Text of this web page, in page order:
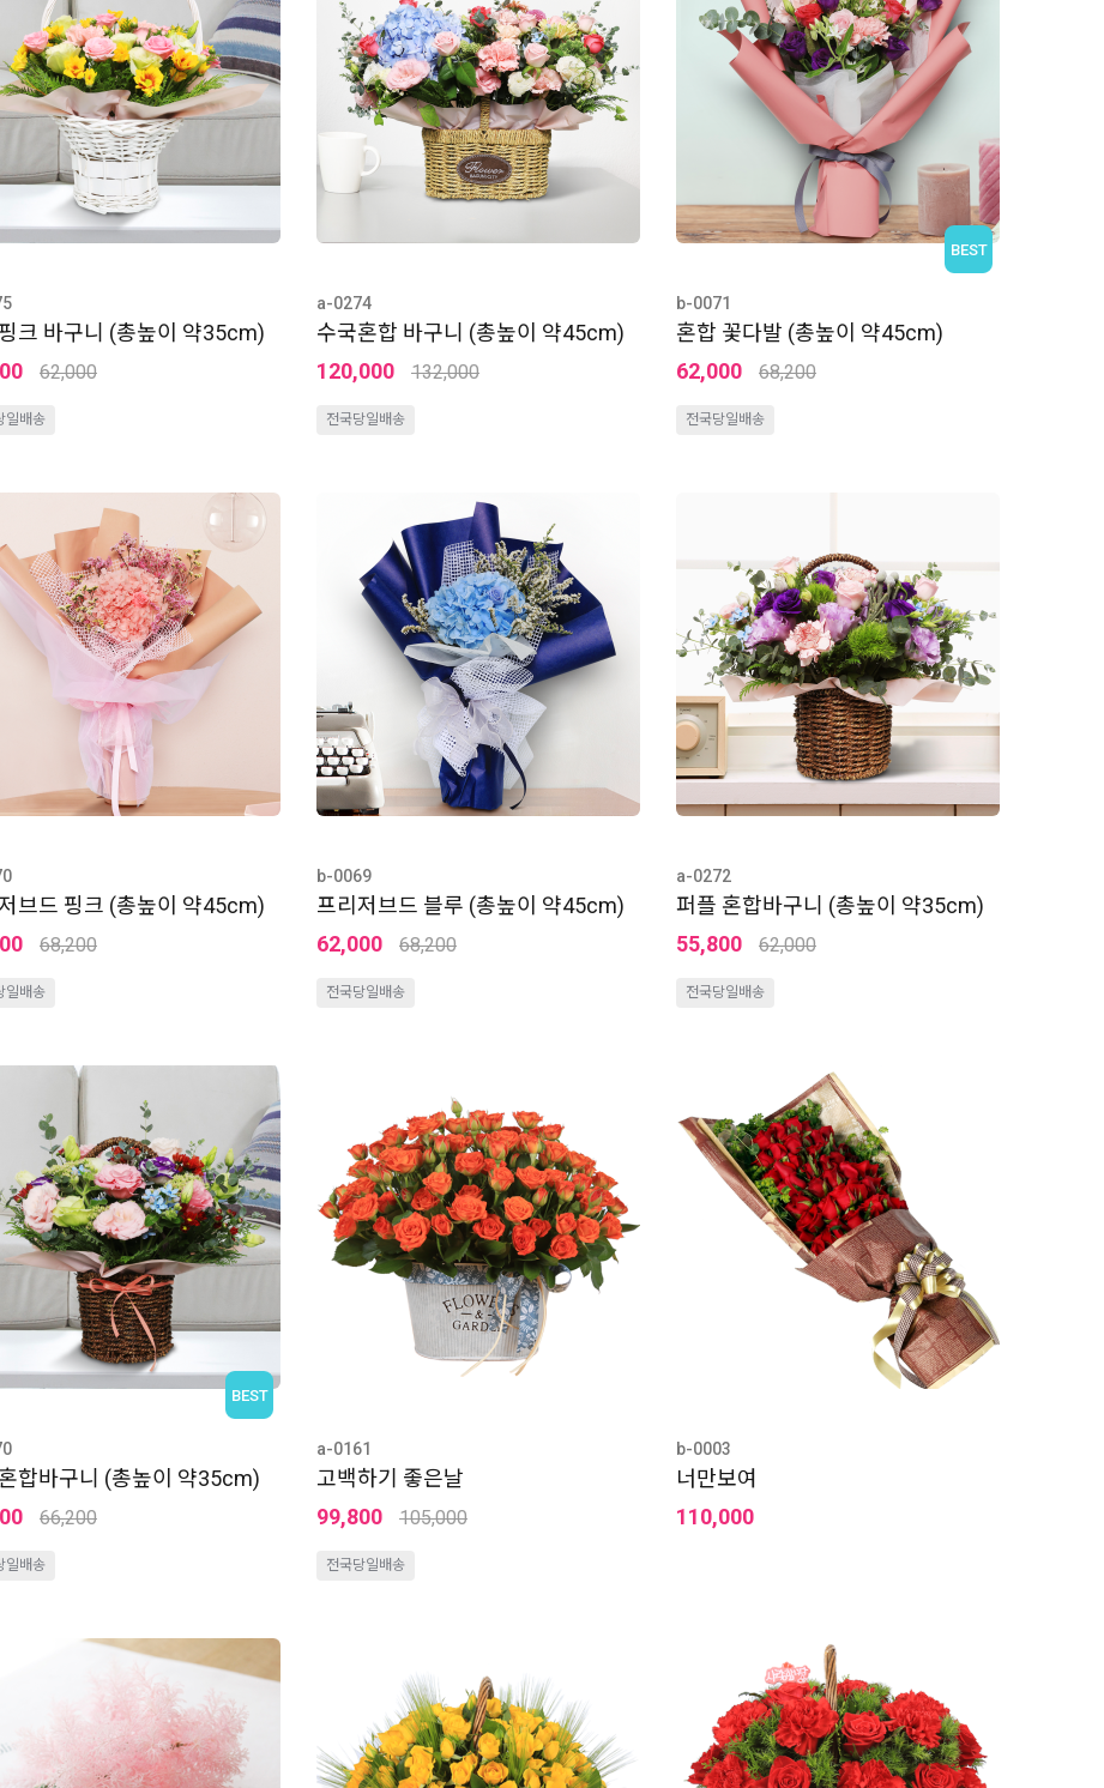
크 바구니 (총높이 약35cm)
62,000
일배송
a-0274
수국혼합 바구니 (총높이 약45cm)
120,000
132,000
전국당일배송
BEST
b-0071
혼합 꽃다발 (총높이 약45cm)
62,000
68,200
전국당일배송
브드 핑크 (총높이 약45cm)
68,200
일배송
b-0069
프리저브드 블루 (총높이 약45cm)
62,000
68,200
전국당일배송
a-0272
퍼플 혼합바구니 (총높이 약35cm)
55,800
62,000
전국당일배송
BEST
합바구니 (총높이 약35cm)
66,200
일배송
a-0161
고백하기 좋은날
99,800
105,000
전국당일배송
b-0003
너만보여
110,000